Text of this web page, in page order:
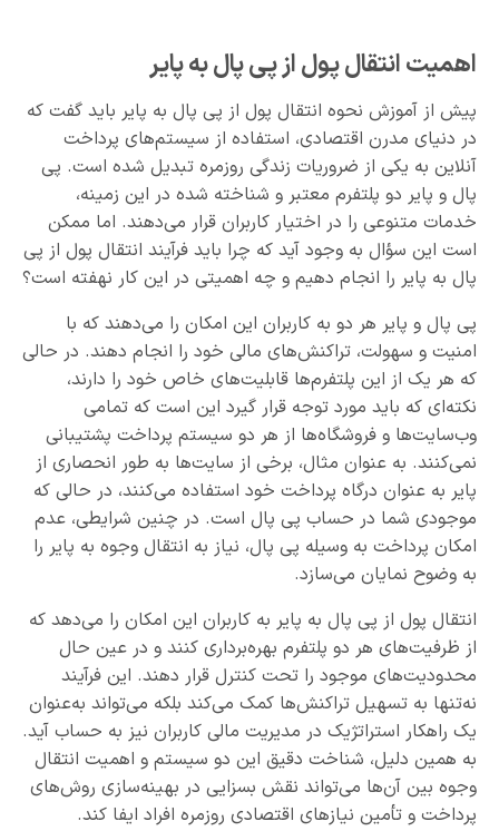
اهمیت انتقال پول از پی پال به پایر
پیش از آموزش نحوه انتقال پول از پی پال به پایر باید گفت که
در دنیای مدرن اقتصادی، استفاده از سیستم‌های پرداخت
آنلاین به یکی از ضروریات زندگی روزمره تبدیل شده است. پی
پال و پایر دو پلتفرم معتبر و شناخته شده در این زمینه،
خدمات متنوعی را در اختیار کاربران قرار می‌دهند. اما ممکن
است این سؤال به وجود آید که چرا باید فرآیند انتقال پول از پی
پال به پایر را انجام دهیم و چه اهمیتی در این کار نهفته است؟
پی پال و پایر هر دو به کاربران این امکان را می‌دهند که با
امنیت و سهولت، تراکنش‌های مالی خود را انجام دهند. در حالی
که هر یک از این پلتفرم‌ها قابلیت‌های خاص خود را دارند،
نکته‌ای که باید مورد توجه قرار گیرد این است که تمامی
وب‌سایت‌ها و فروشگاه‌ها از هر دو سیستم پرداخت پشتیبانی
نمی‌کنند. به عنوان مثال، برخی از سایت‌ها به طور انحصاری از
پایر به عنوان درگاه پرداخت خود استفاده می‌کنند، در حالی که
موجودی شما در حساب پی پال است. در چنین شرایطی، عدم
امکان پرداخت به وسیله پی پال، نیاز به انتقال وجوه به پایر را
به وضوح نمایان می‌سازد.
انتقال پول از پی پال به پایر به کاربران این امکان را می‌دهد که
از ظرفیت‌های هر دو پلتفرم بهره‌برداری کنند و در عین حال
محدودیت‌های موجود را تحت کنترل قرار دهند. این فرآیند
نه‌‌تنها به تسهیل تراکنش‌ها کمک می‌کند بلکه می‌تواند به‌‌عنوان
یک راهکار استراتژیک در مدیریت مالی کاربران نیز به حساب آید.
به همین دلیل، شناخت دقیق این دو سیستم و اهمیت انتقال
وجوه بین آن‌ها می‌تواند نقش بسزایی در بهینه‌سازی روش‌های
پرداخت و تأمین نیازهای اقتصادی روزمره افراد ایفا کند.